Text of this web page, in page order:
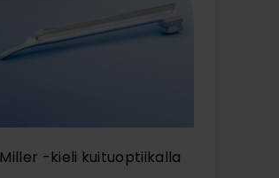
Miller -kieli kuituoptiikalla